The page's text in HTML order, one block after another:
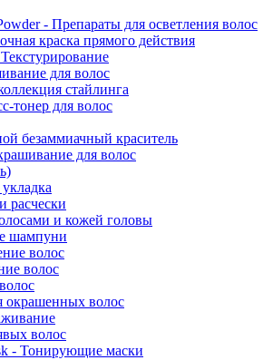
- Препараты для осветления волос
краска прямого действия
для волос
стайлинга
тонер для волос
безаммиачный краситель
для волос
расчески
и кожей головы
шампуни
волос
волос
окрашенных волос
волос
- Тонирующие маски